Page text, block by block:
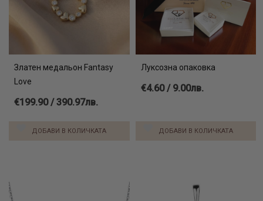
Златен медальон Fantasy
Love
€199.90 / 390.97лв.
ДОБАВИ В КОЛИЧКАТА
Луксозна опаковка
€4.60 / 9.00лв.
ДОБАВИ В КОЛИЧКАТА